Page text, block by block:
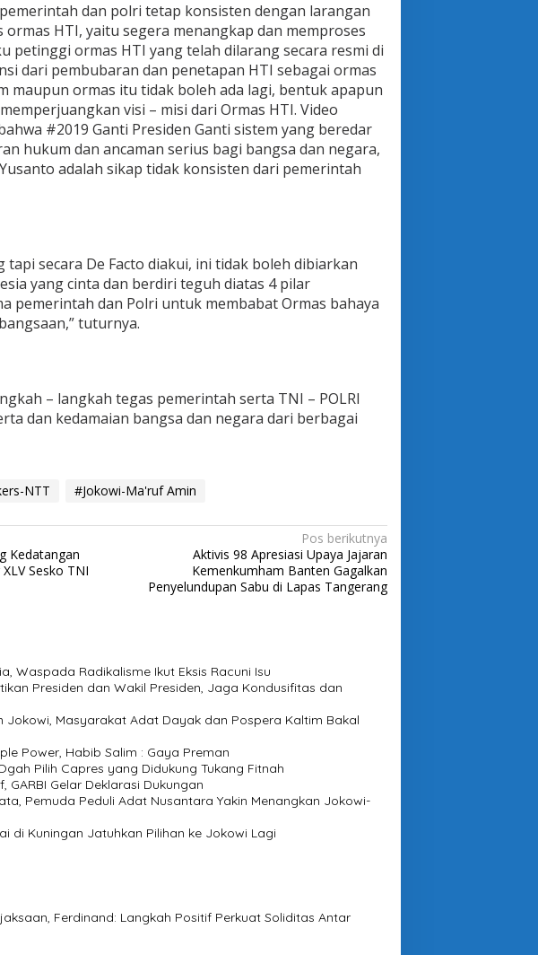
dan polri tetap konsisten dengan larangan
HTI, yaitu segera menangkap dan memproses
petinggi ormas HTI yang telah dilarang secara resmi di
dari pembubaran dan penetapan HTI sebagai ormas
maupun ormas itu tidak boleh ada lagi, bentuk apapun
visi – misi dari Ormas HTI. Video
#2019 Ganti Presiden Ganti sistem yang beredar
hukum dan ancaman serius bagi bangsa dan negara,
adalah sikap tidak konsisten dari pemerintah
tapi secara De Facto diakui, ini tidak boleh dibiarkan
yang cinta dan berdiri teguh diatas 4 pilar
pemerintah dan Polri untuk membabat Ormas bahaya
tuturnya.
– langkah tegas pemerintah serta TNI – POLRI
dan kedamaian bangsa dan negara dari berbagai
NTT #Jokowi-Ma'ruf Amin
Kedatangan
Sesko TNI
Pos berikutnya
Aktivis 98 Apresiasi Upaya Jajaran
Kemenkumham Banten Gagalkan
Penyelundupan Sabu di Lapas Tangerang
Waspada Radikalisme Ikut Eksis Racuni Isu
Presiden dan Wakil Presiden, Jaga Kondusifitas dan
Jokowi, Masyarakat Adat Dayak dan Pospera Kaltim Bakal
Power, Habib Salim : Gaya Preman
Pilih Capres yang Didukung Tukang Fitnah
GARBI Gelar Deklarasi Dukungan
Pemuda Peduli Adat Nusantara Yakin Menangkan Jokowi-
di Kuningan Jatuhkan Pilihan ke Jokowi Lagi
Ferdinand: Langkah Positif Perkuat Soliditas Antar